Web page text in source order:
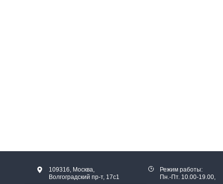
109316, Москва,
Волгоградский пр-т, 17с1
Режим работы:
Пн.-Пт. 10.00-19.00,